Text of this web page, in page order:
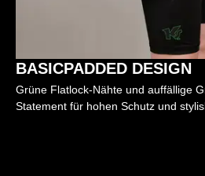
BASICPADDED DESIGN
Grüne Flatlock-Nähte und auffällige
Statement für hohen Schutz und